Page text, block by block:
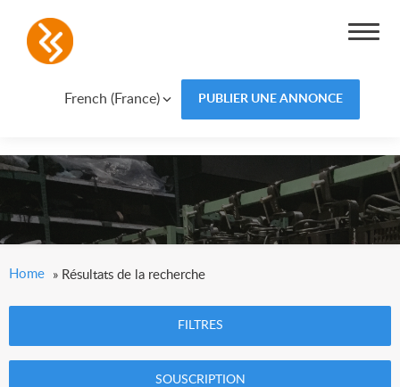
French (France) PUBLIER UNE ANNONCE
Home » Résultats de la recherche
FILTRES
SOUSCRIPTION